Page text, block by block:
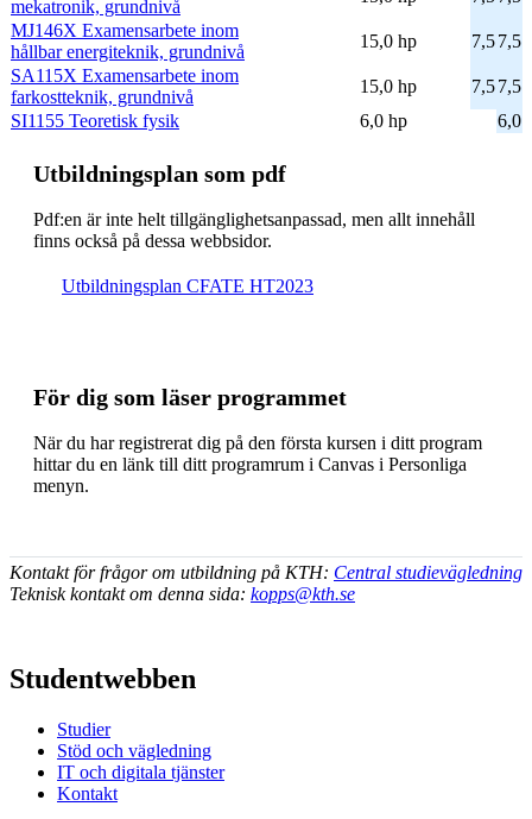
mekatronik, grundnivå
MJ146X Examensarbete inom
hållbar energiteknik, grundnivå
15,0 hp 7,57,5
SA115X Examensarbete inom
farkostteknik, grundnivå
15,0 hp 7,57,5
SI1155 Teoretisk fysik
6,0 hp 6,0
Ut­bild­nings­plan som pdf
Pdf:en är inte helt till­gäng­lig­hets­an­pas­sad, men allt inne­håll
finns också på dessa webb­sidor.
Ut­bild­nings­plan CFATE HT2023
För dig som läser programmet
När du har registrerat dig på den första kursen i ditt program
hittar du en länk till ditt programrum i Canvas i Personliga
menyn.
Kontakt för frågor om utbildning på KTH: Central studievägledning
Teknisk kontakt om denna sida: kopps@kth.se
Studentwebben
Studier
Stöd och vägledning
IT och digitala tjänster
Kontakt